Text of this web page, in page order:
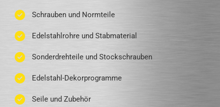
Schrauben und Normteile
Edelstahlrohre und Stabmaterial
Sonderdrehteile und Stockschrauben
Edelstahl-Dekorprogramme
Seile und Zubehör